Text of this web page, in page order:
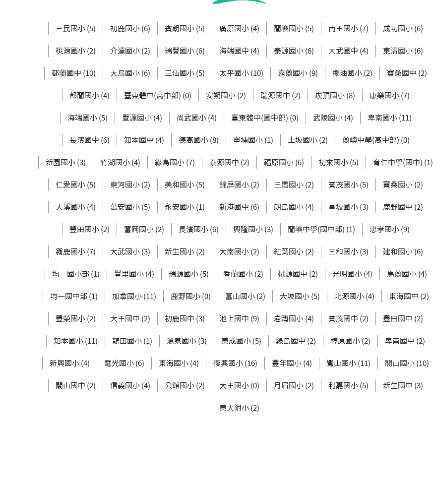
三民國小 (5) 初鹿國小 (6) 賓朗國小 (5) 廣原國小 (4) 蘭嶼國小 (5) 南王國小 (7) 成功國小 (6)
桃源國小 (2) 介達國小 (2) 瑞豐國小 (6) 海端國中 (4) 泰源國小 (6) 大武國中 (4) 東清國小 (6)
都蘭國中 (10) 大鳥國小 (6) 三仙國小 (5) 太平國小 (10) 嘉蘭國小 (9) 椰油國小 (2) 寶桑國中 (2)
都蘭國小 (4) 臺東體中(高中部) (0) 安朔國小 (2) 瑞源國中 (2) 崁頂國小 (8) 康樂國小 (7)
海端國小 (5) 豐源國小 (4) 尚武國小 (4) 臺東體中(國中部) (0) 武陵國小 (4) 卑南國小 (11)
長濱國中 (6) 知本國中 (4) 德高國小 (8) 寧埔國小 (1) 土坂國小 (2) 蘭嶼中學(高中部) (0)
新園國小 (3) 竹湖國小 (4) 綠島國小 (7) 泰源國中 (2) 福原國小 (6) 初來國小 (5) 育仁中學(國中) (1)
仁愛國小 (5) 東河國小 (2) 美和國小 (5) 錦屏國小 (2) 三間國小 (2) 賓茂國小 (5) 寶桑國小 (2)
大溪國小 (4) 萬安國小 (5) 永安國小 (1) 新港國中 (6) 朗島國小 (4) 臺坂國小 (3) 鹿野國中 (2)
豐田國小 (2) 富岡國小 (2) 長濱國小 (6) 興隆國小 (3) 蘭嶼中學(國中部) (1) 忠孝國小 (9)
霧鹿國小 (7) 大武國小 (3) 新生國小 (2) 大南國小 (2) 紅葉國小 (2) 三和國小 (3) 建和國小 (6)
均一國小部 (1) 豐里國小 (4) 瑞源國小 (5) 香蘭國小 (2) 桃源國中 (2) 光明國小 (4) 馬蘭國小 (4)
均一國中部 (1) 加拿國小 (11) 鹿野國小 (0) 富山國小 (2) 大坡國小 (5) 北源國小 (4) 東海國中 (2)
豐榮國小 (2) 大王國中 (2) 初鹿國中 (3) 池上國中 (9) 岩灣國小 (4) 賓茂國中 (2) 豐田國中 (2)
知本國小 (11) 龍田國小 (1) 溫泉國小 (3) 東成國小 (5) 綠島國中 (2) 樟原國小 (2) 卑南國中 (2)
新興國小 (4) 電光國小 (6) 東海國小 (4) 復興國小 (16) 豐年國小 (4) 鸞山國小 (11) 關山國小 (10)
關山國中 (2) 信義國小 (4) 公館國小 (2) 大王國小 (0) 月眉國小 (2) 利嘉國小 (5) 新生國中 (3)
東大附小 (2)